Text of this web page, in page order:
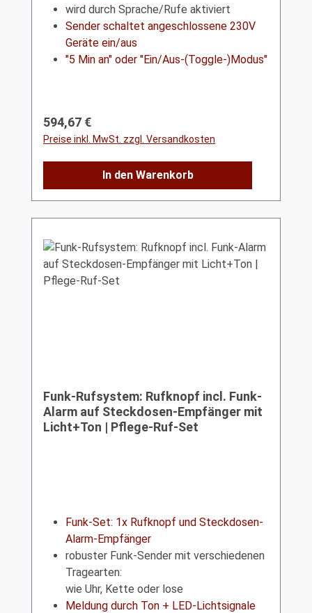
wird durch Sprache/Rufe aktiviert
Sender schaltet angeschlossene 230V
Geräte ein/aus
"5 Min an" oder "Ein/Aus-(Toggle-)Modus"
Regulärer Preis:
594,67 €
Preise inkl. MwSt. zzgl. Versandkosten
In den Warenkorb
Funk-Rufsystem: Rufknopf incl. Funk-
Alarm auf Steckdosen-Empfänger mit
Licht+Ton | Pflege-Ruf-Set
Funk-Set: 1x Rufknopf und Steckdosen-
Alarm-Empfänger
robuster Funk-Sender mit verschiedenen
Tragearten:
wie Uhr, Kette oder lose
Meldung durch Ton + LED-Lichtsignale